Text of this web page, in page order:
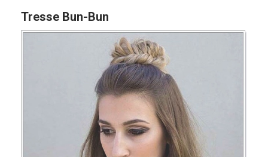
Tresse Bun-Bun